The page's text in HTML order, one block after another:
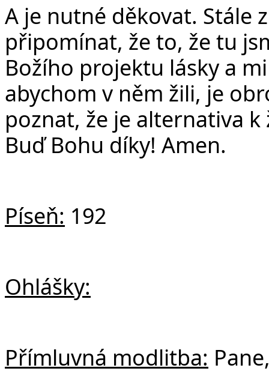
A je nutné děkovat. Stále
připomínat, že to, že tu
Božího projektu lásky a
abychom v něm žili, je
poznat, že je alternativa
Buď Bohu díky! Amen.
Píseň: 192
Ohlášky:
Přímluvná modlitba: